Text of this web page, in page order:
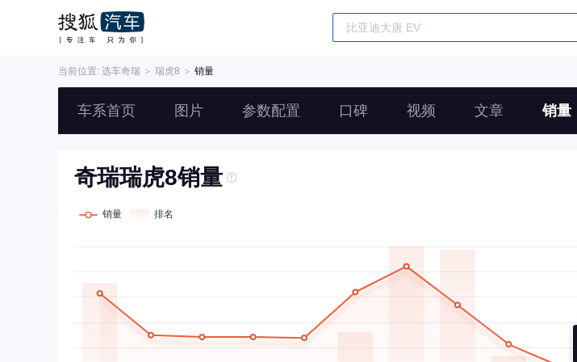
当前位置: 选车奇瑞 ＞ 瑞虎8 ＞ 销量
车系首页 图片 参数配置 口碑 视频 文章 销量
奇瑞瑞虎8销量